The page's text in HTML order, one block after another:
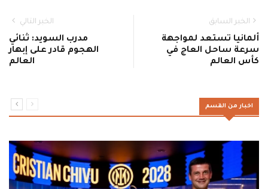
الخبر السابق
ألمانيا تستعد لمواجهة
سرعة ساحل العاج في
كأس العالم
الخبر التالي
مدرب السويد: ثنائي
الهجوم قادر على إبهار
العالم
اخبار من القسم